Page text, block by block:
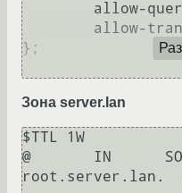
};
Зона server.lan
$TTL 1W
@       IN
root.server.lan.